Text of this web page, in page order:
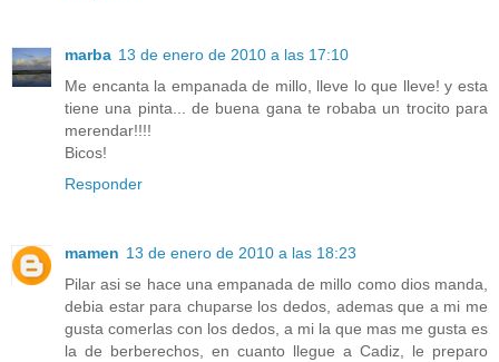
marba 13 de enero de 2010 a las 17:10
Me encanta la empanada de millo, lleve lo que lleve! y esta
tiene una pinta... de buena gana te robaba un trocito para
merendar!!!!
Bicos!
Responder
mamen 13 de enero de 2010 a las 18:23
Pilar asi se hace una empanada de millo como dios manda,
debia estar para chuparse los dedos, ademas que a mi me
gusta comerlas con los dedos, a mi la que mas me gusta es
la de berberechos, en cuanto llegue a Cadiz, le preparo